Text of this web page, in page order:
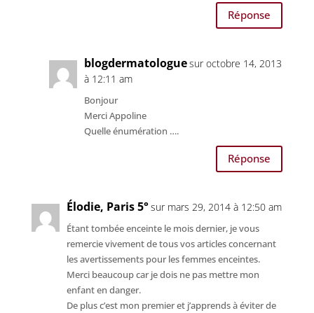
Réponse
blogdermatologuesur octobre 14, 2013
à 12:11 am
Bonjour
Merci Appoline
Quelle énumération ….
Réponse
Élodie, Paris 5°sur mars 29, 2014 à 12:50 am
Étant tombée enceinte le mois dernier, je vous
remercie vivement de tous vos articles concernant
les avertissements pour les femmes enceintes.
Merci beaucoup car je dois ne pas mettre mon
enfant en danger.
De plus c’est mon premier et j’apprends à éviter de